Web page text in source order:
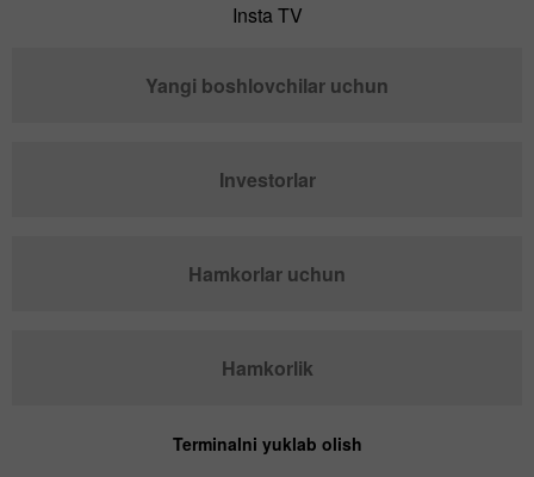
Insta TV
Yangi boshlovchilar uchun
Investorlar
Hamkorlar uchun
Hamkorlik
Terminalni yuklab olish